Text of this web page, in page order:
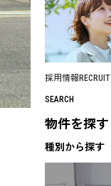
採用情報 RECRUIT
SEARCH
物件を探す
種別から探す